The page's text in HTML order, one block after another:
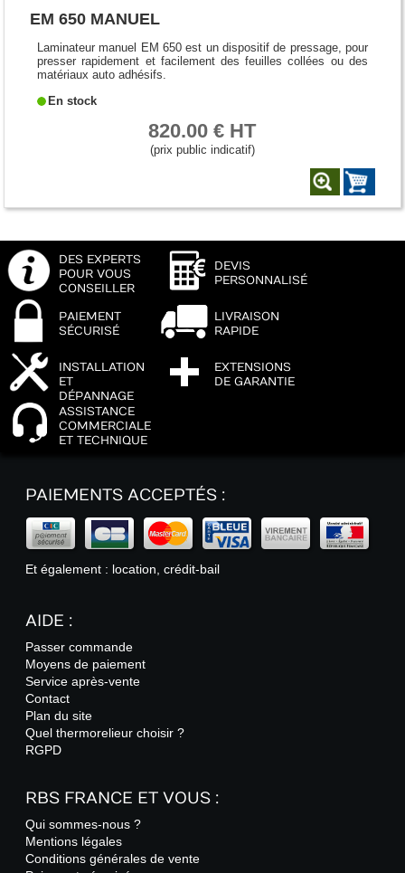
EM 650 MANUEL
Laminateur manuel EM 650 est un dispositif de pressage, pour
presser rapidement et facilement des feuilles collées ou des
matériaux auto adhésifs.
En stock
820.00 € HT
(prix public indicatif)
DES EXPERTS
POUR VOUS
CONSEILLER
DEVIS
PERSONNALISÉ
PAIEMENT
SÉCURISÉ
LIVRAISON
RAPIDE
INSTALLATION
ET
DÉPANNAGE
EXTENSIONS
DE GARANTIE
ASSISTANCE
COMMERCIALE
ET TECHNIQUE
PAIEMENTS ACCEPTÉS :
Et également : location, crédit-bail
AIDE :
Passer commande
Moyens de paiement
Service après-vente
Contact
Plan du site
Quel thermorelieur choisir ?
RGPD
RBS FRANCE ET VOUS :
Qui sommes-nous ?
Mentions légales
Conditions générales de vente